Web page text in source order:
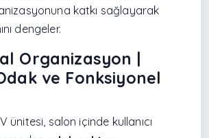
katkı sağlayarak
dengeler.
Organizasyon |
ve Fonksiyonel
ünitesi, salon içinde kullanıcı